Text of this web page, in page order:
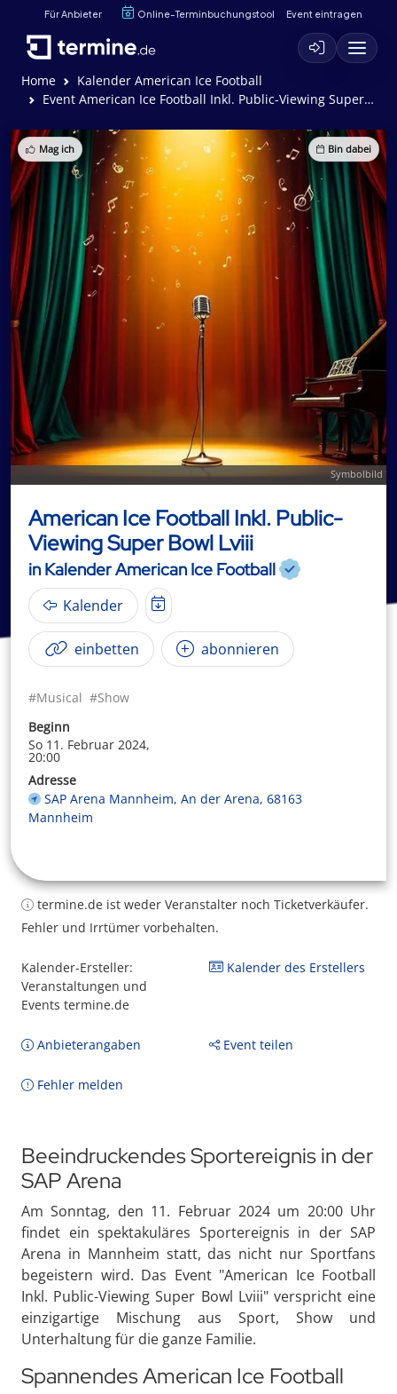
Für Anbieter Online-Terminbuchungstool Event eintragen
Home
Kalender American Ice Football
Event American Ice Football Inkl. Public-Viewing Super Bowl Lviii
Mag ich Bin dabei
Symbolbild
American Ice Football Inkl. Public-
Viewing Super Bowl Lviii
in Kalender American Ice Football
Kalender
einbetten abonnieren
#Musical #Show
Beginn
So 11. Februar 2024,
20:00
Adresse
SAP Arena Mannheim, An der Arena, 68163
Mannheim
termine.de ist weder Veranstalter noch Ticketverkäufer.
Fehler und Irrtümer vorbehalten.
Kalender-Ersteller:
Veranstaltungen und
Events termine.de
Kalender des Erstellers
Anbieterangaben Event teilen
Fehler melden
Beeindruckendes Sportereignis in der
SAP Arena
Am Sonntag, den 11. Februar 2024 um 20:00 Uhr
findet ein spektakuläres Sportereignis in der SAP
Arena in Mannheim statt, das nicht nur Sportfans
begeistern wird. Das Event "American Ice Football
Inkl. Public-Viewing Super Bowl Lviii" verspricht eine
einzigartige Mischung aus Sport, Show und
Unterhaltung für die ganze Familie.
Spannendes American Ice Football